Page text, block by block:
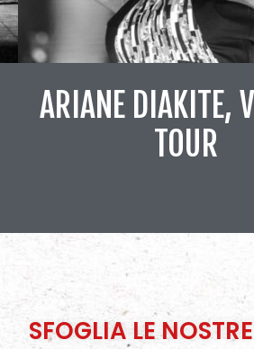
ARIANE DIAKITE,
TOUR
SFOGLIA LE